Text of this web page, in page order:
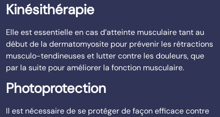
Kinésithérapie
Elle est essentielle en cas d’atteinte musculaire tant au
début de la dermatomyosite pour prévenir les rétractions
musculo-tendineuses et lutter contre les douleurs, que
par la suite pour améliorer la fonction musculaire.
Photoprotection
Il est nécessaire de se protéger de façon efficace contre